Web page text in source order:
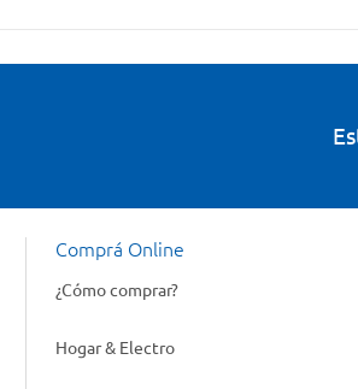
Comprá Online
¿Cómo comprar?
Hogar & Electro